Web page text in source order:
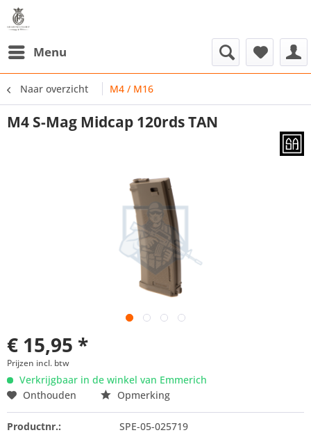
Menu
Naar overzicht M4 / M16
M4 S-Mag Midcap 120rds TAN
€ 15,95 *
Prijzen incl. btw
Verkrijgbaar in de winkel van Emmerich
Onthouden
Opmerking
Productnr.: SPE-05-025719